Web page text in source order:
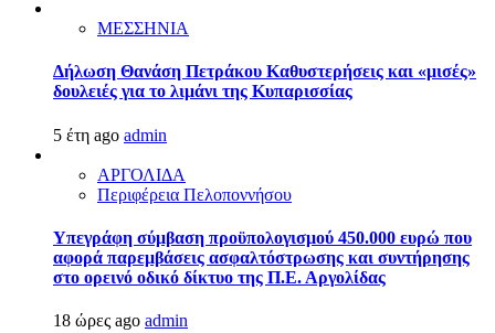
ΜΕΣΣΗΝΙΑ
Δήλωση Θανάση Πετράκου Καθυστερήσεις και «μισές»
δουλειές για το λιμάνι της Κυπαρισσίας
5 έτη ago admin
ΑΡΓΟΛΙΔΑ
Περιφέρεια Πελοποννήσου
Υπεγράφη σύμβαση προϋπολογισμού 450.000 ευρώ που
αφορά παρεμβάσεις ασφαλτόστρωσης και συντήρησης
στο ορεινό οδικό δίκτυο της Π.Ε. Αργολίδας
18 ώρες ago admin